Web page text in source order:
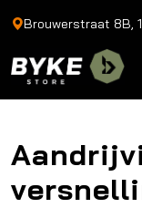
Brouwerstraat 8B,